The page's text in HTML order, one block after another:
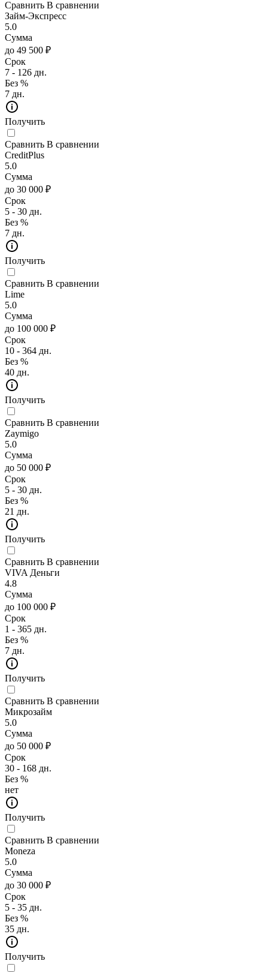
Сравнить В сравнении
Займ-Экспресс
5.0
Сумма
до 49 500 ₽
Срок
7 - 126 дн.
Без %
7 дн.
Получить
Сравнить В сравнении
CreditPlus
5.0
Сумма
до 30 000 ₽
Срок
5 - 30 дн.
Без %
7 дн.
Получить
Сравнить В сравнении
Lime
5.0
Сумма
до 100 000 ₽
Срок
10 - 364 дн.
Без %
40 дн.
Получить
Сравнить В сравнении
Zaymigo
5.0
Сумма
до 50 000 ₽
Срок
5 - 30 дн.
Без %
21 дн.
Получить
Сравнить В сравнении
VIVA Деньги
4.8
Сумма
до 100 000 ₽
Срок
1 - 365 дн.
Без %
7 дн.
Получить
Сравнить В сравнении
Микрозайм
5.0
Сумма
до 50 000 ₽
Срок
30 - 168 дн.
Без %
нет
Получить
Сравнить В сравнении
Moneza
5.0
Сумма
до 30 000 ₽
Срок
5 - 35 дн.
Без %
35 дн.
Получить